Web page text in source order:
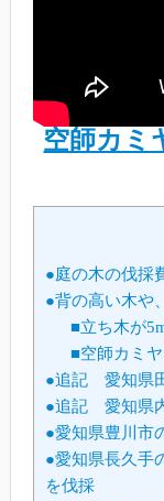
空師カミ
●庭の木の伐採
●背の高い木や
■立ち木が
■空師カミ
●追記 愛知県
●追記 愛知県
●愛知県豊川市
●愛知県長久手
を伐採